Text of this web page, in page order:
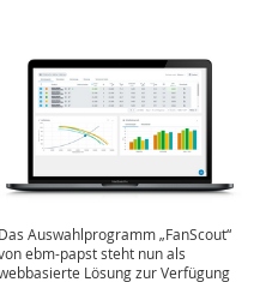
Das Auswahlprogramm „FanScout“
ebm-papst steht nun als
Lösung zur Verfügung